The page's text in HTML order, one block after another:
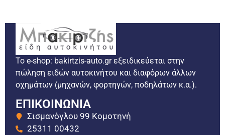
Το e-shop: bakirtzis-auto.gr εξειδικεύεται στην
πώληση ειδών αυτοκινήτου και διαφόρων άλλων
οχημάτων (μηχανών, φορτηγών, ποδηλάτων κ.α.).
ΕΠΙΚΟΙΝΩΝΙΑ
Σισμανόγλου 99 Κομοτηνή
25311 00432